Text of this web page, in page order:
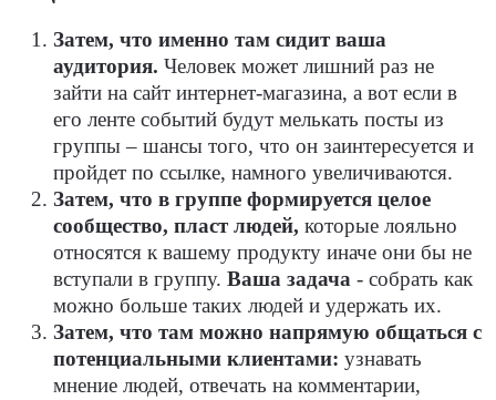
Затем, что именно там сидит ваша
аудитория. Человек может лишний раз не
зайти на сайт интернет-магазина, а вот если в
его ленте событий будут мелькать посты из
группы – шансы того, что он заинтересуется и
пройдет по ссылке, намного увеличиваются.
Затем, что в группе формируется целое
сообщество, пласт людей, которые лояльно
относятся к вашему продукту иначе они бы не
вступали в группу. Ваша задача - собрать как
можно больше таких людей и удержать их.
Затем, что там можно напрямую общаться с
потенциальными клиентами: узнавать
мнение людей, отвечать на комментарии,